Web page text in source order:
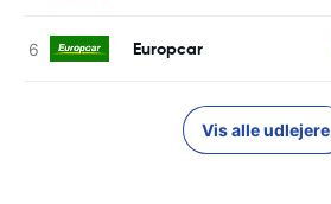
Europcar
Vis alle udlejere